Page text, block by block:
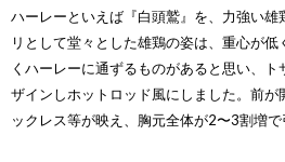
ハーレーといえば『白頭鷲』を、力強い雄
リとして堂々とした雄鶏の姿は、重心が
くハーレーに通ずるものがあると思い、
ザインしホットロッド風にしました。前が
ックレス等が映え、胸元全体が2〜3割増で